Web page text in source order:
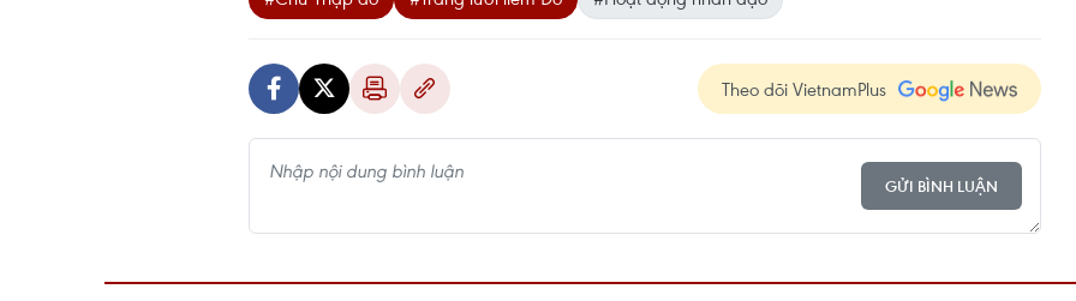
Theo dõi VietnamPlus
GỬI BÌNH LUẬN